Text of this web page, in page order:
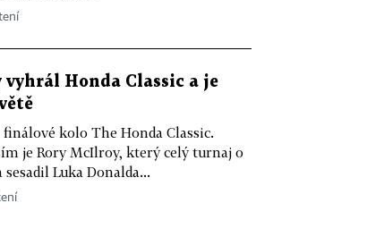
Honda Classic a je
kolo The Honda Classic.
je Rory McIlroy, který celý turnaj o
Luka Donalda...